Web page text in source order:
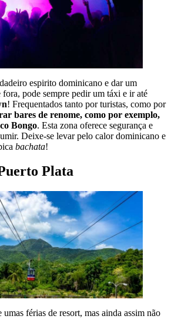
espirito dominicano e dar um
fora, pode sempre pedir um táxi e ir até
! Frequentados tanto por turistas, como por
bares de renome, como por exemplo,
Bongo. Esta zona oferece segurança e
Deixe-se levar pelo calor dominicano e
bachata!
Plata
umas férias de resort, mas ainda assim não